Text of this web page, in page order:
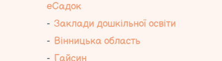
еСадок
Заклади дошкільної освіти
Вінницька область
Гайсин